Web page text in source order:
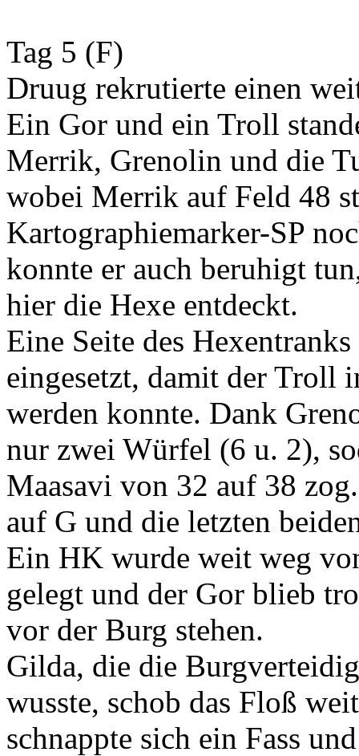
Tag 5 (F)
Druug rekrutierte einen
Ein Gor und ein Troll
Merrik, Grenolin und die
wobei Merrik auf Feld 48
Kartographiemarker-SP
konnte er auch beruhigt
hier die Hexe entdeckt.
Eine Seite des
eingesetzt, damit der Troll
werden konnte. Dank
nur zwei Würfel (6 u. 2),
Maasavi von 32 auf 38
auf G und die letzten
Ein HK wurde weit weg
gelegt und der Gor blieb
vor der Burg stehen.
Gilda, die die
wusste, schob das Floß
schnappte sich ein Fass